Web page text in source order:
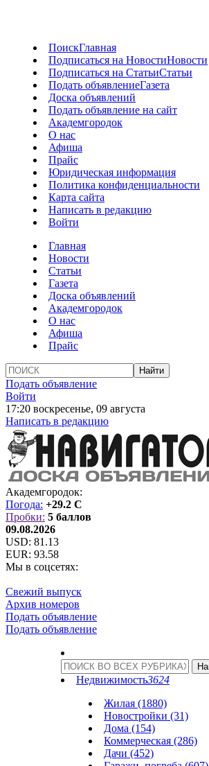
ПоискГлавная
Подписаться на НовостиНовости
Подписаться на СтатьиСтатьи
Подать объявлениеГазета
Доска объявлений
Подать объявление на сайт
Академгородок
О нас
Афиша
Прайс
Юридическая информация
Политика конфиденциальности
Карта сайта
Написать в редакцию
Войти
Главная
Новости
Статьи
Газета
Доска объявлений
Академгородок
О нас
Афиша
Прайс
Подать объявление
Войти
17:20 воскресенье, 09 августа
Написать в редакцию
Академгородок:
Погода: +29.2 C
Пробки: 5 баллов
09.08.2026
USD: 81.13
EUR: 93.58
Мы в соцсетях:
Свежий выпуск
Архив номеров
Подать объявление
Подать объявление
Недвижимость3624
Жилая (1880)
Новостройки (31)
Дома (154)
Коммерческая (286)
Дачи (452)